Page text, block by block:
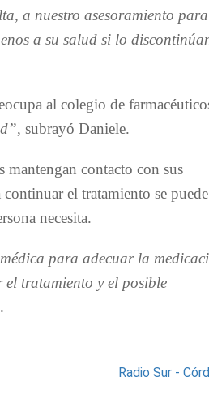
a nuestro asesoramiento
a su salud si lo
al colegio de
, subrayó Daniele.
contacto con sus
el tratamiento se puede
necesita.
para adecuar la
tratamiento y el posible
Radio Sur -